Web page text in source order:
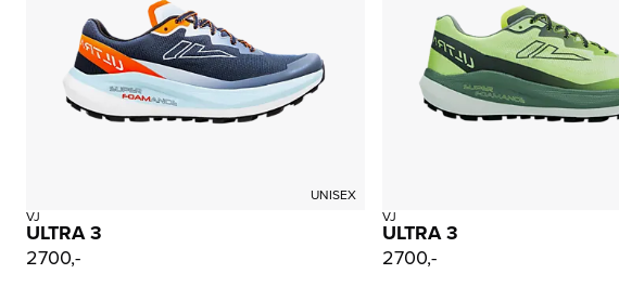
UNISEX
VJ
ULTRA 3
2700,-
VJ
ULTRA 3
2700,-